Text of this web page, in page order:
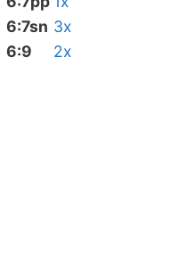
6:7sn 3x
6:9
2x